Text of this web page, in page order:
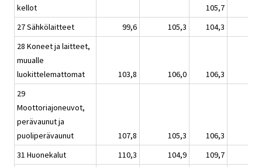
kellot
105,7
27 Sähkölaitteet
99,6 105,3
104,3
28 Koneet ja laitteet,
muualle
luokittelemattomat
103,8 106,0
106,3
29
Moottoriajoneuvot,
perävaunut ja
puoliperävaunut
107,8 105,3
106,3
31 Huonekalut
110,3 104,9 109,7